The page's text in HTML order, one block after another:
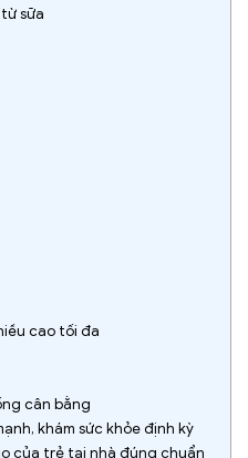
sữa
cao tối đa
cân bằng
khám sức khỏe định kỳ
của trẻ tại nhà đúng chuẩn